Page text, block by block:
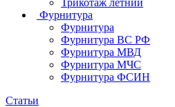
Трикотаж летний
Фурнитура
Фурнитура
Фурнитура ВС РФ
Фурнитура МВД
Фурнитура МЧС
Фурнитура ФСИН
Статьи